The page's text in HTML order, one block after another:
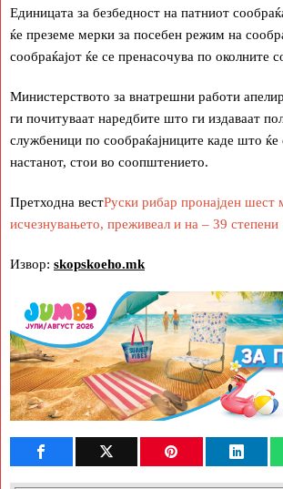
Единицата за безбедност на патниот
ќе преземе мерки за посебен режим на
сообраќајот ќе се пренасочува по околните
Министерството за внатрешни работи
ги почитуваат наредбите што ги издаваат
службеници по сообраќајниците каде што ќе
настанот, стои во соопштението.
Претходна вестРуски рибар пронајден шест
исчезнувањето, преживеал и на – 39 степени
Извор: skopskoeho.mk